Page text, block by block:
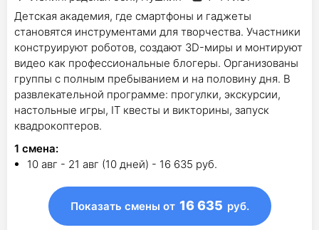
Детская академия, где смартфоны и гаджеты
становятся инструментами для творчества. Участники
конструируют роботов, создают 3D-миры и монтируют
видео как профессиональные блогеры. Организованы
группы с полным пребыванием и на половину дня. В
развлекательной программе: прогулки, экскурсии,
настольные игры, IT квесты и викторины, запуск
квадрокоптеров.
1 смена:
10 авг - 21 авг (10 дней) - 16 635 руб.
Показать смены от 16 635 руб.